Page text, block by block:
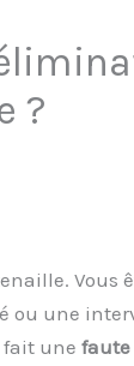
?
Vous
ou une
une